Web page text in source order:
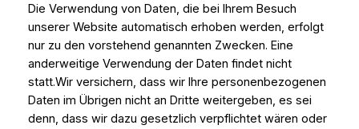
Die Verwendung von Daten, die bei Ihrem Besuch
unserer Website automatisch erhoben werden, erfolgt
nur zu den vorstehend genannten Zwecken. Eine
anderweitige Verwendung der Daten findet nicht
statt.Wir versichern, dass wir Ihre personenbezogenen
Daten im Übrigen nicht an Dritte weitergeben, es sei
denn, dass wir dazu gesetzlich verpflichtet wären oder